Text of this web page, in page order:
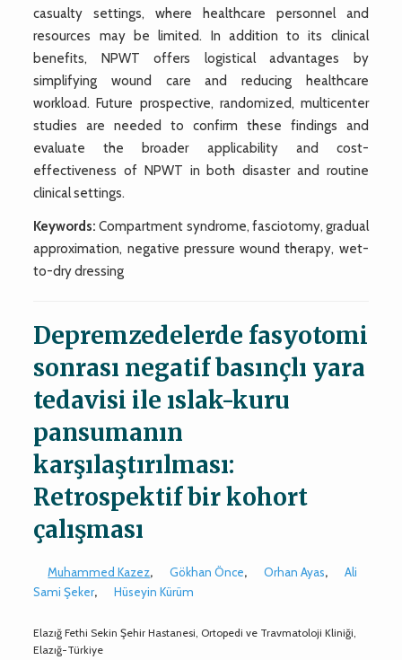
casualty settings, where healthcare personnel and
resources may be limited. In addition to its clinical
benefits, NPWT offers logistical advantages by
simplifying wound care and reducing healthcare
workload. Future prospective, randomized, multicenter
studies are needed to confirm these findings and
evaluate the broader applicability and cost-
effectiveness of NPWT in both disaster and routine
clinical settings.
Keywords: Compartment syndrome, fasciotomy, gradual
approximation, negative pressure wound therapy, wet-
to-dry dressing
Depremzedelerde fasyotomi
sonrası negatif basınçlı yara
tedavisi ile ıslak-kuru
pansumanın
karşılaştırılması:
Retrospektif bir kohort
çalışması
Muhammed Kazez, Gökhan Önce, Orhan Ayas,
Ali
Sami Şeker, Hüseyin Kürüm
Elazığ Fethi Sekin Şehir Hastanesi, Ortopedi ve Travmatoloji Kliniği,
Elazığ-Türkiye